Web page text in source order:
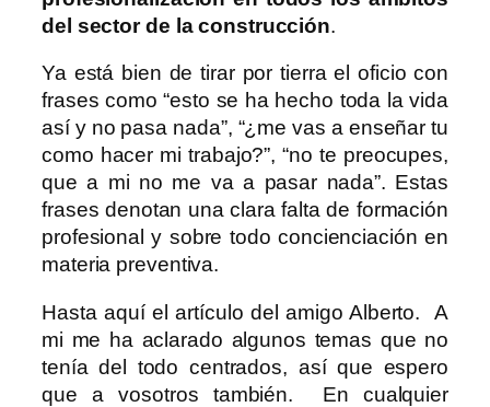
del sector de la construcción.
Ya está bien de tirar por tierra el oficio con
frases como “esto se ha hecho toda la vida
así y no pasa nada”, “¿me vas a enseñar tu
como hacer mi trabajo?”, “no te preocupes,
que a mi no me va a pasar nada”. Estas
frases denotan una clara falta de formación
profesional y sobre todo concienciación en
materia preventiva.
Hasta aquí el artículo del amigo Alberto. A
mi me ha aclarado algunos temas que no
tenía del todo centrados, así que espero
que a vosotros también. En cualquier